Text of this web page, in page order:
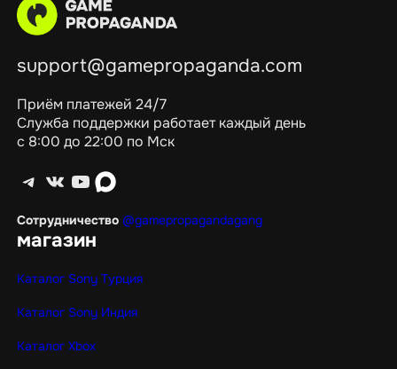
support@gamepropaganda.com
Приём платежей 24/7
Служба поддержки работает каждый день
с 8:00 до 22:00 по Мск
Telegram ВКонтакте YouTube max
Сотрудничество @gamepropagandagang
магазин
Каталог Sony Турция
Каталог Sony Индия
Каталог Xbox